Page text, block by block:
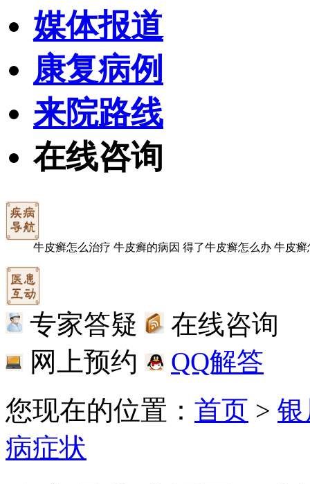
媒体报道
康复病例
来院路线
在线咨询
牛皮癣怎么治疗 牛皮癣的病因 得了牛皮癣怎么办 牛皮癣
专家答疑
在线咨询
网上预约
QQ解答
您现在的位置： 首页 >
病症状